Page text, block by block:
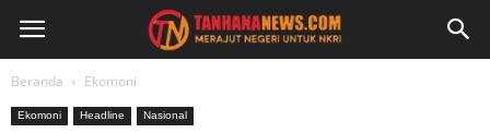
Beranda Ekomoni
Ekomoni Headline Nasional